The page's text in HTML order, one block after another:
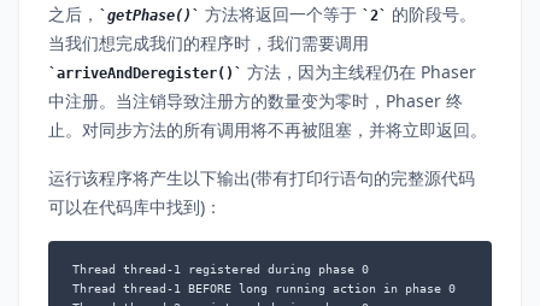
之后， getPhase() 方法将返回一个等于 2
的阶段号。
当我们想完成我们的程序时，我们需要调用
arriveAndDeregister()
方法，因为主线程仍在 Phaser
中注册。当注销导致注册方的数量变为零时，Phaser 终
止。对同步方法的所有调用将不再被阻塞，并将立即返回。
运行该程序将产生以下输出(带有打印行语句的完整源代码
可以在代码库中找到)：
Thread thread-1 registered during phase 0
Thread thread-1 BEFORE long running action in phase 0